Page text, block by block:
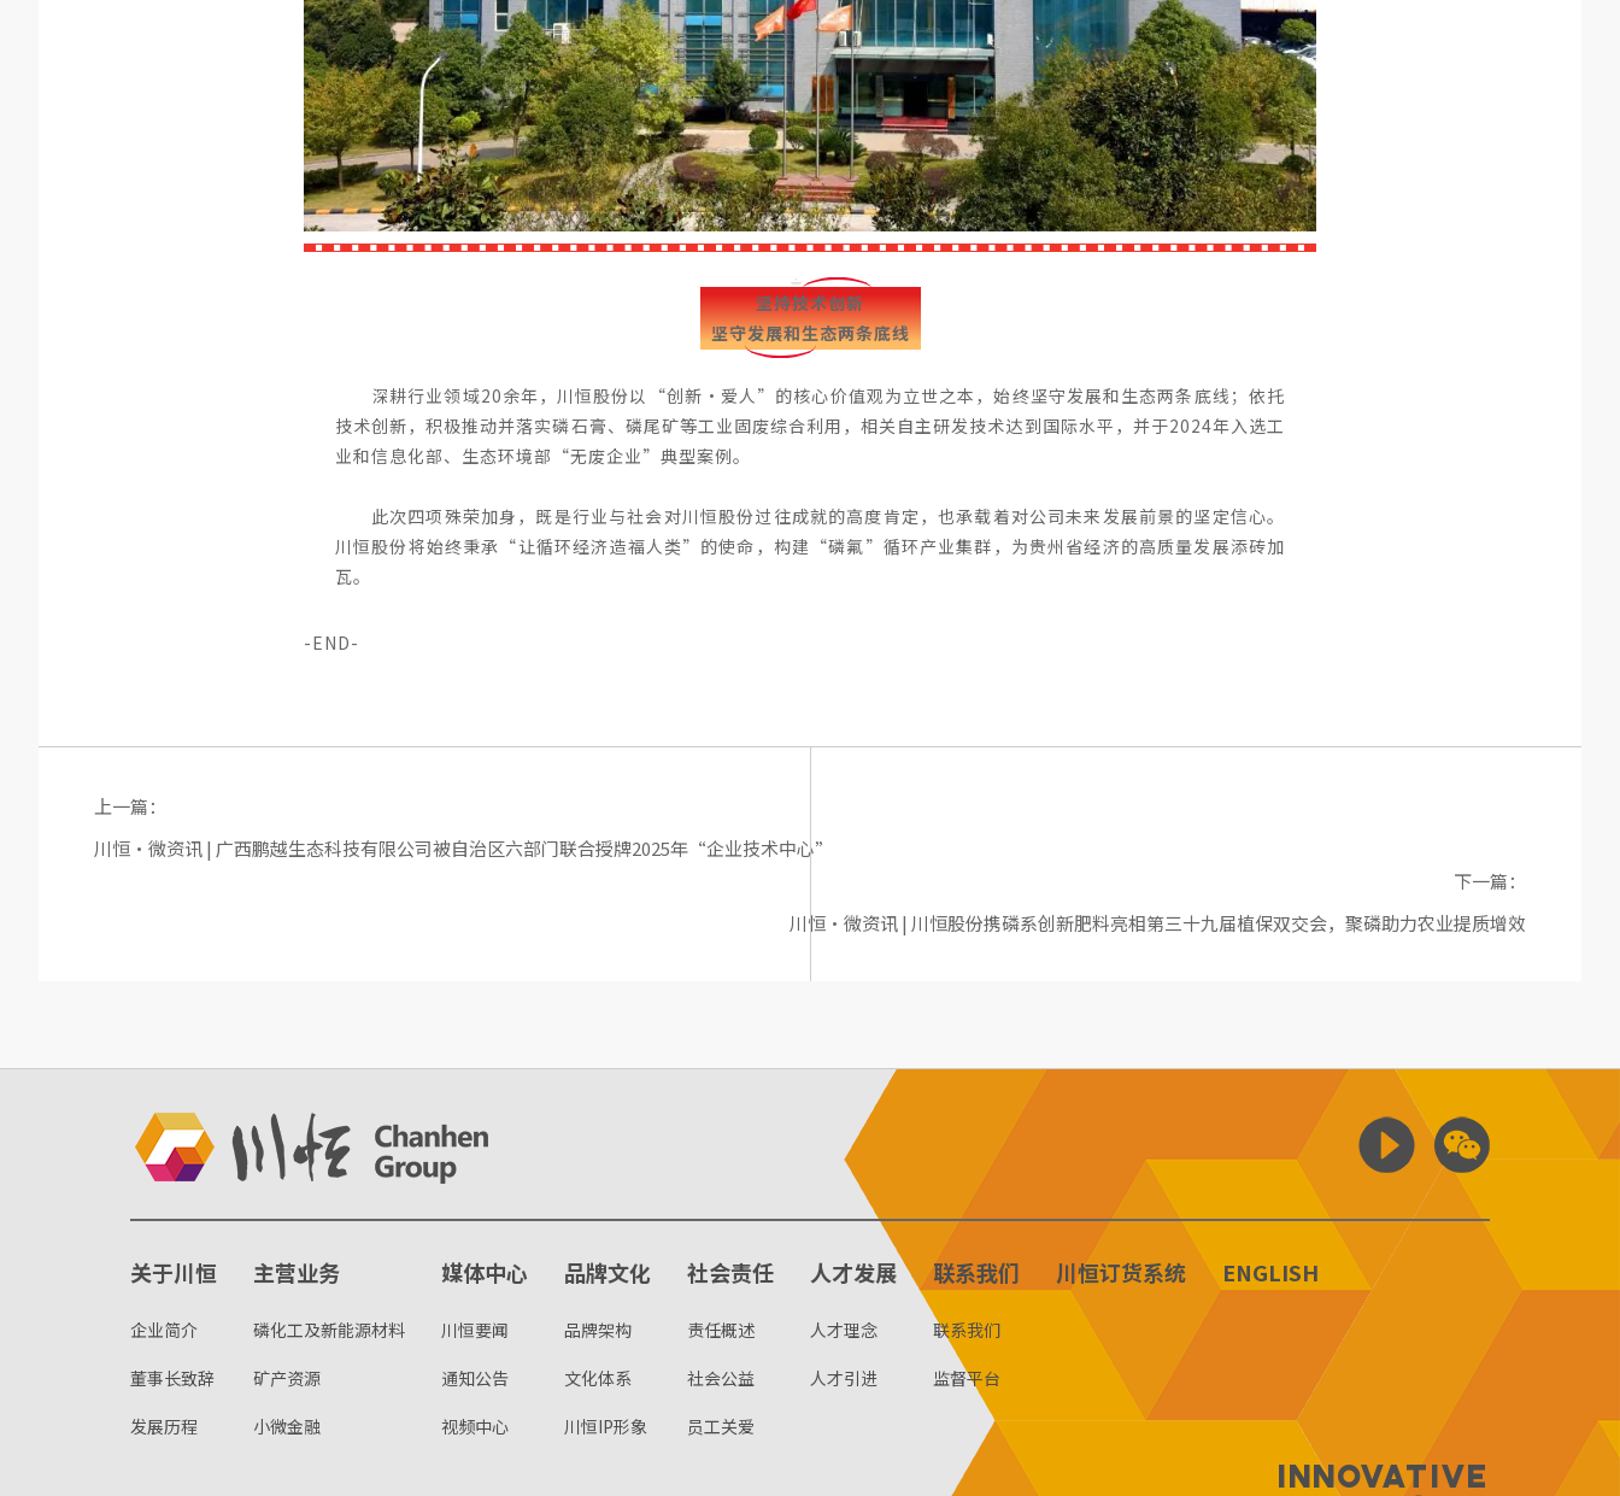
坚持技术创新
坚守发展和生态两条底线
深耕行业领域20余年，川恒股份以“创新·爱人”的核心价值观为立世之本，始终坚守发展和生态两条底线；依托
技术创新，积极推动并落实磷石膏、磷尾矿等工业固废综合利用，相关自主研发技术达到国际水平，并于2024年入选工
业和信息化部、生态环境部“无废企业”典型案例。
此次四项殊荣加身，既是行业与社会对川恒股份过往成就的高度肯定，也承载着对公司未来发展前景的坚定信心。
川恒股份将始终秉承“让循环经济造福人类”的使命， 构建“磷氟”循环产业集群，为贵州省经济的高质量发展添砖加
瓦。
-END-
上一篇：
川恒·微资讯 | 广西鹏越生态科技有限公司被自治区六部门联合授牌2025年“企业技术中心”
下一篇：
川恒·微资讯 | 川恒股份携磷系创新肥料亮相第三十九届植保双交会，聚磷助力农业提质增效
关于川恒
企业简介
董事长致辞
发展历程
主营业务
磷化工及新能源材料
矿产资源
小微金融
媒体中心
川恒要闻
通知公告
视频中心
品牌文化
品牌架构
文化体系
川恒IP形象
社会责任
责任概述
社会公益
员工关爱
人才发展
人才理念
人才引进
联系我们
联系我们
监督平台
川恒订货系统 ENGLISH
Innovative